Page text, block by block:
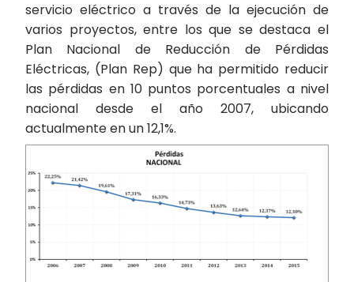
servicio eléctrico a través de la ejecución de
varios proyectos, entre los que se destaca el
Plan Nacional de Reducción de Pérdidas
Eléctricas, (Plan Rep) que ha permitido reducir
las pérdidas en 10 puntos porcentuales a nivel
nacional desde el año 2007, ubicando
actualmente en un 12,1%.